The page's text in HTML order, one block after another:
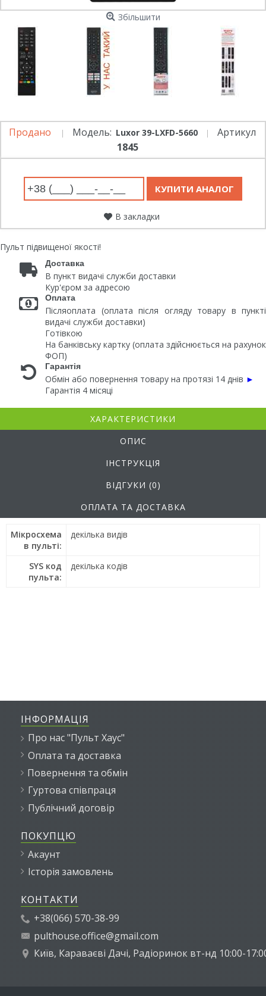
Збільшити
Продано Модель: Luxor 39-LXFD-5660
Артикул
1845
В закладки
Пульт підвищеної якості!
Доставка
В пункт видачі служби доставки
Кур'єром за адресою
Оплата
Післяоплата (оплата після огляду товару в пункті
видачі служби доставки)
Готівкою
На банківську картку (оплата здійснюється на рахунок
ФОП)
Гарантія
Обмін або повернення товару на протязі 14 днів ►
Гарантія 4 місяці
ХАРАКТЕРИСТИКИ
ОПИС
ІНСТРУКЦІЯ
ВІДГУКИ (0)
ОПЛАТА ТА ДОСТАВКА
Мікросхема
в пульті:
декілька видів
SYS код
пульта:
декілька кодів
ІНФОРМАЦІЯ
Про нас "Пульт Хаус"
Оплата та доставка
Повернення та обмін
Гуртова співпраця
Публічний договір
ПОКУПЦЮ
Акаунт
Історія замовлень
КОНТАКТИ
+38(066) 570-38-99
pulthouse.office@gmail.com
Київ, Караваєві Дачі, Радіоринок вт-нд 10:00-